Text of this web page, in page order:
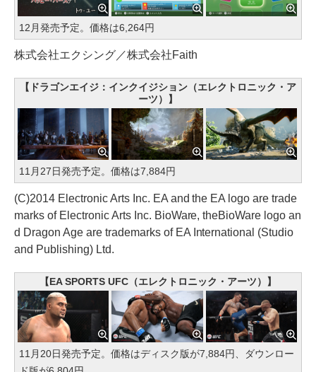
12月発売予定。価格は6,264円
株式会社エクシング／株式会社Faith
【ドラゴンエイジ：インクイジション（エレクトロニック・ア
ーツ）】
11月27日発売予定。価格は7,884円
(C)2014 Electronic Arts Inc. EA and the EA logo are trade
marks of Electronic Arts Inc. BioWare, theBioWare logo an
d Dragon Age are trademarks of EA International (Studio
and Publishing) Ltd.
【EA SPORTS UFC（エレクトロニック・アーツ）】
11月20日発売予定。価格はディスク版が7,884円、ダウンロー